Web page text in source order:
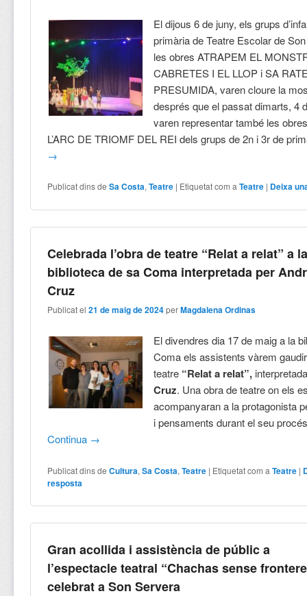
El dijous 6 de juny, els grups
primària de Teatre Escolar de
les obres ATRAPEM EL
CABRETES I EL LLOP i SA
PRESUMIDA, varen cloure la
després que el passat dimarts, 4
varen representar també les
L’ARC DE TRIOMF DEL REI dels grups de 2n i 3r de
→
Publicat dins de Sa Costa,Teatre | Etiquetat com a Teatre | Deixa
Celebrada l’obra de teatre “Relat a relat” a
biblioteca de sa Coma interpretada per
Cruz
Publicat el21 de maig de 2024 perMagdalena Ordinas
El divendres dia 17 de maig a la
Coma els assistents vàrem
teatre “Relat a relat”,
Cruz. Una obra de teatre on els
acompanyaran a la protagonista
i pensaments durant el seu
Continua →
Publicat dins de Cultura,Sa Costa,Teatre | Etiquetat com a Teatre |
resposta
Gran acollida i assistència de públic a
l’espectacle teatral “Chachas sense
celebrat a Son Servera